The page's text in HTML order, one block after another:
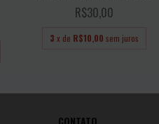
R$30,00
3 x de R$10,00 sem juros